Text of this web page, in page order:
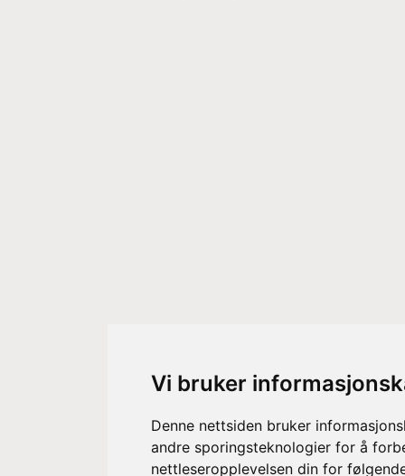
Vi bruker
Denne nettsiden bruker
andre sporingsteknologier for å
nettleseropplevelsen din for